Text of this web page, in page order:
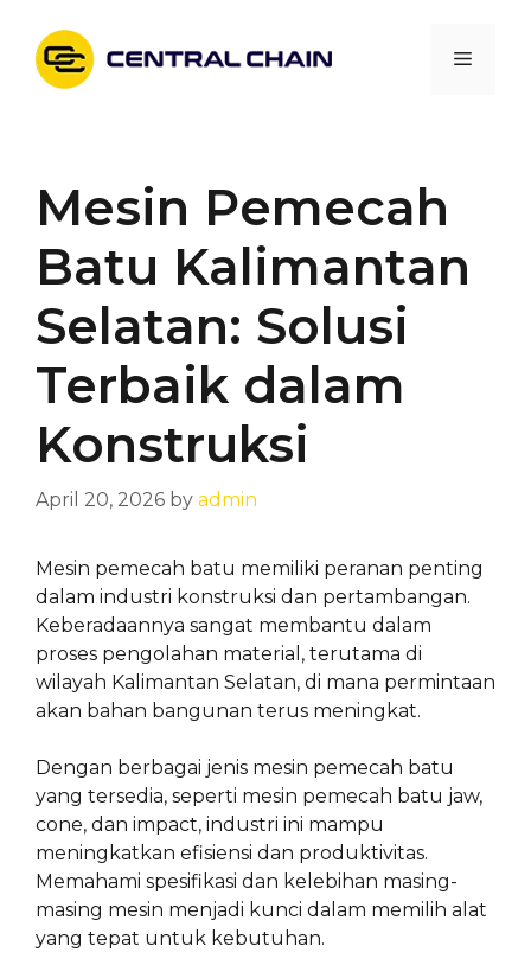
content
Menu
Mesin Pemecah
Batu Kalimantan
Selatan: Solusi
Terbaik dalam
Konstruksi
April 20, 2026 by admin
Mesin pemecah batu memiliki peranan penting
dalam industri konstruksi dan pertambangan.
Keberadaannya sangat membantu dalam
proses pengolahan material, terutama di
wilayah Kalimantan Selatan, di mana permintaan
akan bahan bangunan terus meningkat.
Dengan berbagai jenis mesin pemecah batu
yang tersedia, seperti mesin pemecah batu jaw,
cone, dan impact, industri ini mampu
meningkatkan efisiensi dan produktivitas.
Memahami spesifikasi dan kelebihan masing-
masing mesin menjadi kunci dalam memilih alat
yang tepat untuk kebutuhan.